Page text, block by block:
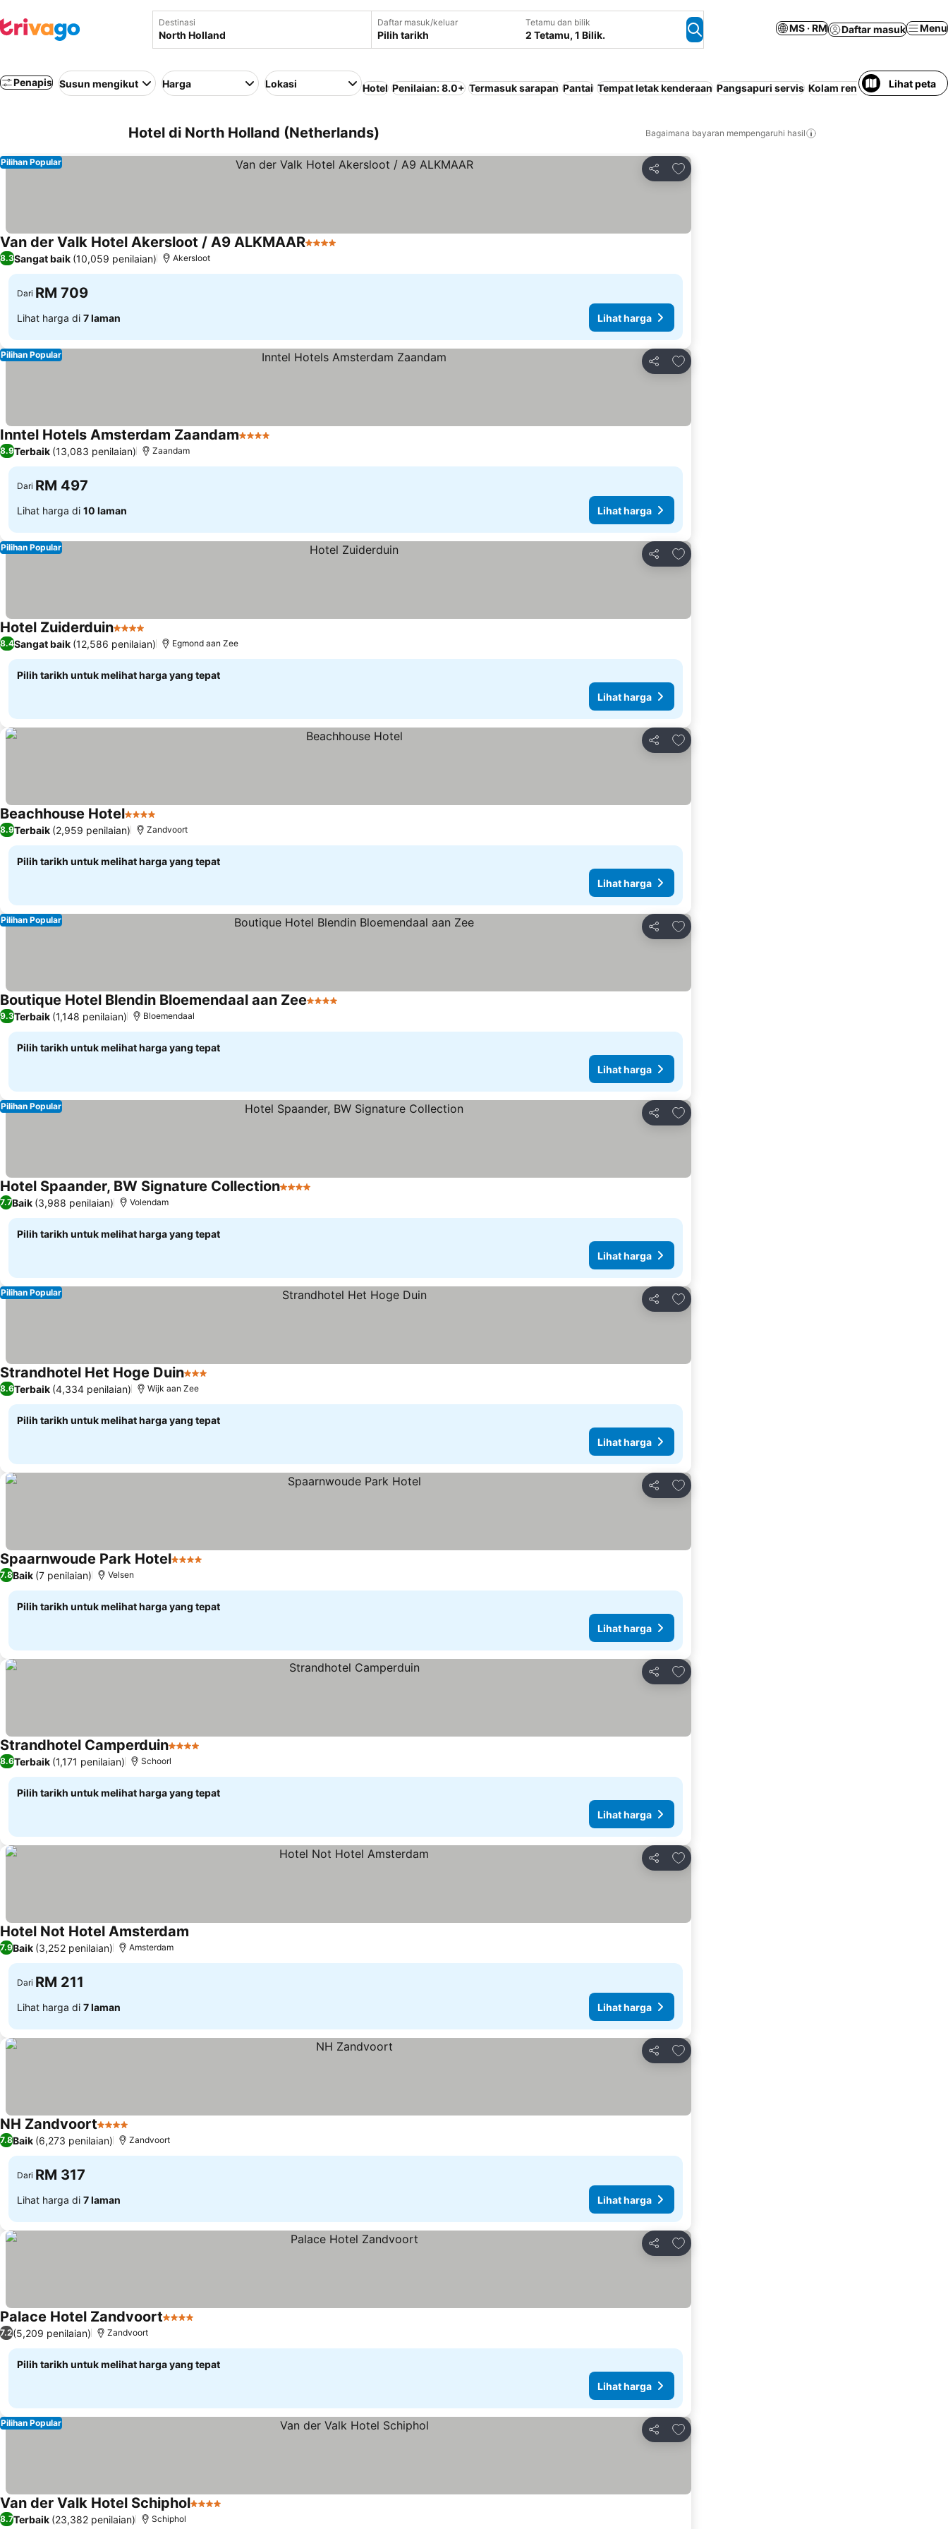
Destinasi Daftar masuk/keluar
Pilih tarikh
Tetamu dan bilik
2 Tetamu, 1 Bilik.
MS · RM Daftar masuk Menu
Penapis Susun mengikut Harga Lokasi Hotel Penilaian: 8.0+ Termasuk sarapan Pantai Tempat letak kenderaan Pangsapuri servis Kolam renang Tempat
Lihat peta
Hotel di North Holland (Netherlands) Bagaimana bayaran mempengaruhi hasil
Kongsi
Tambah ke favorit
Pilihan Popular
Van der Valk Hotel Akersloot / A9 ALKMAAR4 Bintang
8.3Sangat baik (10,059 penilaian) Akersloot
Dari RM 709
Lihat harga di 7 laman Lihat harga
Kongsi
Tambah ke favorit
Pilihan Popular
Inntel Hotels Amsterdam Zaandam4 Bintang
8.9Terbaik (13,083 penilaian) Zaandam
Dari RM 497
Lihat harga di 10 laman Lihat harga
Kongsi
Tambah ke favorit
Pilihan Popular
Hotel Zuiderduin4 BintangLihat harga
8.4Sangat baik (12,586 penilaian) Egmond aan Zee
Pilih tarikh untuk melihat harga yang tepat
Lihat harga
Kongsi
Tambah ke favorit
Beachhouse Hotel4 Bintang
8.9Terbaik (2,959 penilaian) Zandvoort
Pilih tarikh untuk melihat harga yang tepat
Lihat harga
Kongsi
Tambah ke favorit
Pilihan Popular
Boutique Hotel Blendin Bloemendaal aan Zee4 Bintang
9.3Terbaik (1,148 penilaian) Bloemendaal
Pilih tarikh untuk melihat harga yang tepat
Lihat harga
Kongsi
Tambah ke favorit
Pilihan Popular
Hotel Spaander, BW Signature Collection4 Bintang
7.7Baik (3,988 penilaian) Volendam
Pilih tarikh untuk melihat harga yang tepat
Lihat harga
Kongsi
Tambah ke favorit
Pilihan Popular
Strandhotel Het Hoge Duin3 Bintang
8.6Terbaik (4,334 penilaian) Wijk aan Zee
Pilih tarikh untuk melihat harga yang tepat
Lihat harga
Kongsi
Tambah ke favorit
Spaarnwoude Park Hotel4 Bintang
7.8Baik (7 penilaian) Velsen
Pilih tarikh untuk melihat harga yang tepat
Lihat harga
Kongsi
Tambah ke favorit
Strandhotel Camperduin4 Bintang
8.6Terbaik (1,171 penilaian) Schoorl
Pilih tarikh untuk melihat harga yang tepat
Lihat harga
Kongsi
Tambah ke favorit
Hotel Not Hotel Amsterdam
7.9Baik (3,252 penilaian) Amsterdam
Dari RM 211
Lihat harga di 7 laman Lihat harga
Kongsi
Tambah ke favorit
NH Zandvoort4 Bintang
7.8Baik (6,273 penilaian) Zandvoort
Dari RM 317
Lihat harga di 7 laman Lihat harga
Kongsi
Tambah ke favorit
Palace Hotel Zandvoort4 Bintang
7.2(5,209 penilaian) Zandvoort
Pilih tarikh untuk melihat harga yang tepat
Lihat harga
Kongsi
Tambah ke favorit
Pilihan Popular
Van der Valk Hotel Schiphol4 Bintang
8.7Terbaik (23,382 penilaian) Schiphol